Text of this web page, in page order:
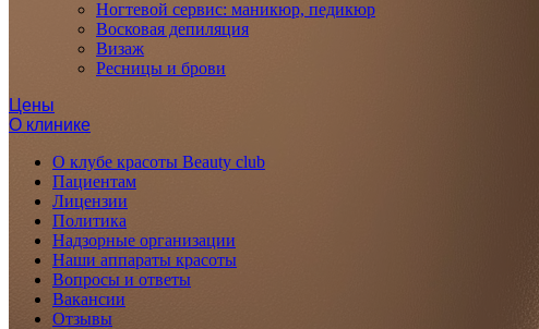
Ногтевой сервис: маникюр, педикюр
Восковая депиляция
Визаж
Ресницы и брови
Цены
О клинике
О клубе красоты Beauty club
Пациентам
Лицензии
Политика
Надзорные организации
Наши аппараты красоты
Вопросы и ответы
Вакансии
Отзывы